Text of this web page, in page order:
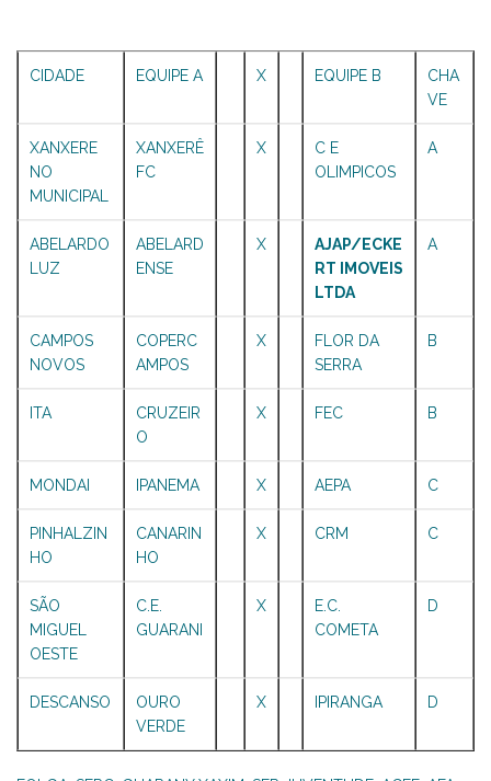
CIDADE EQUIPE A X EQUIPE B
CHA
VE
XANXERE
NO
MUNICIPAL
XANXERÊ
FC
X
C E
OLIMPICOS
A
ABELARDO
LUZ
ABELARD
ENSE
X
AJAP/ECKE
RT IMOVEIS
LTDA
A
CAMPOS
NOVOS
COPERC
AMPOS
X
FLOR DA
SERRA
B
ITA
CRUZEIR
O
X FEC B
MONDAI IPANEMA X AEPA C
PINHALZIN
HO
CANARIN
HO
X CRM C
SÃO
MIGUEL
OESTE
C.E.
GUARANI
X
E.C.
COMETA
D
DESCANSO
OURO
VERDE
X IPIRANGA D